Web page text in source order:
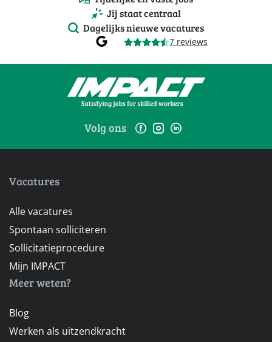
Jij staat centraal
Dagelijks nieuwe vacatures
7 reviews
Volg ons
Vacatures
Alle vacatures
Spontaan solliciteren
Sollicitatieprocedure
Mijn IMPACT
Meer weten?
Blog
Werken als uitzendkracht